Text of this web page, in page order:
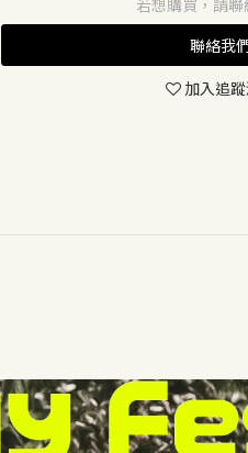
若想購買，請聯
聯絡我
加入追